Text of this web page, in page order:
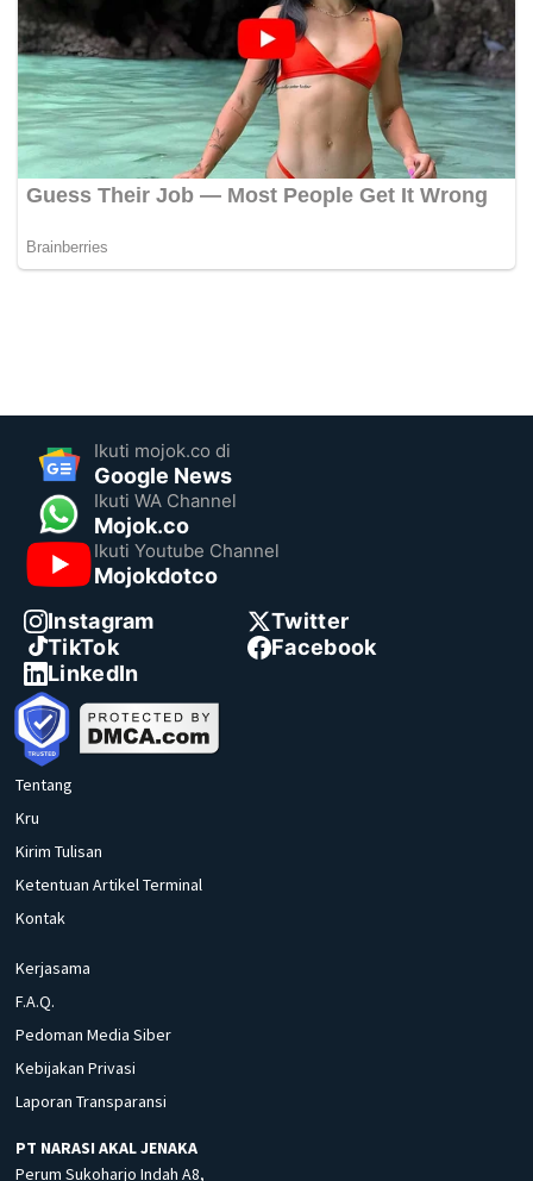
Ikuti mojok.co di
Google News
Ikuti WA Channel
Mojok.co
Ikuti Youtube Channel
Mojokdotco
Instagram
Twitter
TikTok
Facebook
LinkedIn
Tentang
Kru
Kirim Tulisan
Ketentuan Artikel Terminal
Kontak
Kerjasama
F.A.Q.
Pedoman Media Siber
Kebijakan Privasi
Laporan Transparansi
PT NARASI AKAL JENAKA
Perum Sukoharjo Indah A8,